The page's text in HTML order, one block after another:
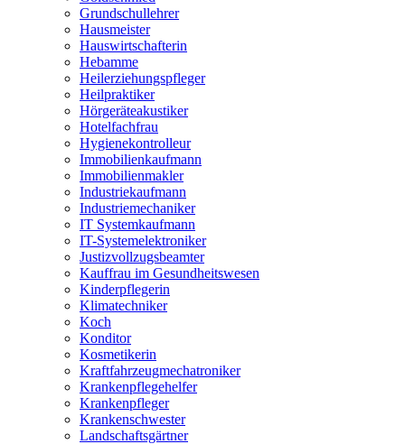
Grundschullehrer
Hausmeister
Hauswirtschafterin
Hebamme
Heilerziehungspfleger
Heilpraktiker
Hörgeräteakustiker
Hotelfachfrau
Hygienekontrolleur
Immobilienkaufmann
Immobilienmakler
Industriekaufmann
Industriemechaniker
IT Systemkaufmann
IT-Systemelektroniker
Justizvollzugsbeamter
Kauffrau im Gesundheitswesen
Kinderpflegerin
Klimatechniker
Koch
Konditor
Kosmetikerin
Kraftfahrzeugmechatroniker
Krankenpflegehelfer
Krankenpfleger
Krankenschwester
Landschaftsgärtner